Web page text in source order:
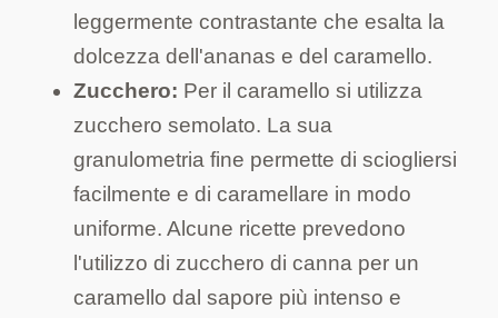
leggermente contrastante che esalta la
dolcezza dell'ananas e del caramello.
Zucchero: Per il caramello si utilizza
zucchero semolato. La sua
granulometria fine permette di sciogliersi
facilmente e di caramellare in modo
uniforme. Alcune ricette prevedono
l'utilizzo di zucchero di canna per un
caramello dal sapore più intenso e